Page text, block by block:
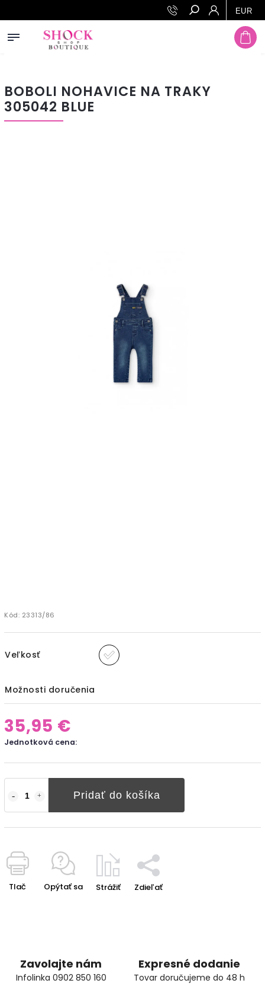
EUR
Hľadať
BOBOLI NOHAVICE NA TRAKY
305042 BLUE
Kód: 23313/86
Veľkosť
Možnosti doručenia
35,95 €
Jednotková cena:
Pridať do košíka
Tlač Opýtať sa Strážiť Zdieľať
Zavolajte nám
Infolinka 0902 850 160
Expresné dodanie
Tovar doručujeme do 48 h